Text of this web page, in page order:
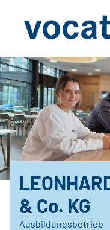
& Co. KG
Ausbildungsbetrieb